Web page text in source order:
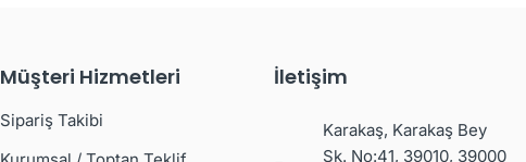
Müşteri Hizmetleri
Sipariş Takibi
İletişim
Karakaş, Karakaş Bey
Sk. No:41, 39010, 39000